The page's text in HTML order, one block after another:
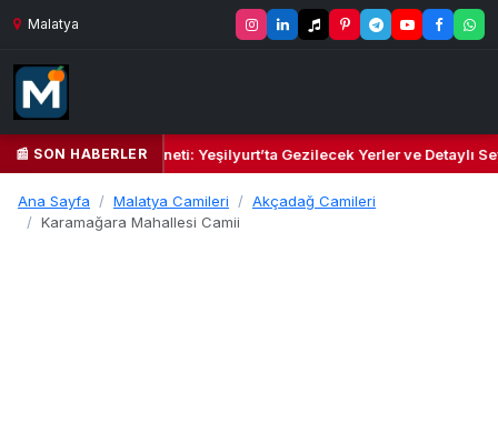
Malatya
📰 SON HABERLER
Kalbi ve Kültür Cenneti: Yeşilyurt’ta Gezilecek Yerler ve Detaylı
Ana Sayfa Malatya Camileri
Akçadağ Camileri
Karamağara Mahallesi Camii